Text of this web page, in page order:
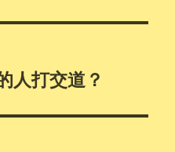
人打交道？